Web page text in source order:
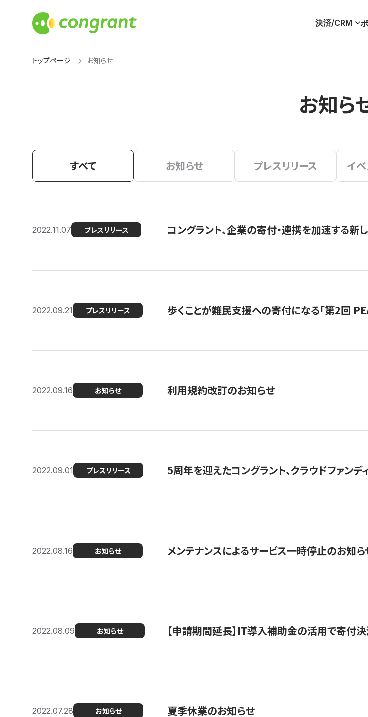
決済/CRM
トップページ お知らせ
お知ら
すべて お知らせ プレスリリース イベ
2022.11.07 プレスリリース コングラント、企業の寄付・連携を加速する
2022.09.21 プレスリリース 歩くことが難民支援への寄付になる「第2回
2022.09.16 お知らせ 利用規約改訂のお知らせ
2022.09.01 プレスリリース 5周年を迎えたコングラント、クラウドファン
2022.08.16 お知らせ メンテナンスによるサービス一時停止のお知
2022.08.09 お知らせ 【申請期間延長】IT導入補助金の活用で寄付
2022.07.28 お知らせ 夏季休業のお知らせ